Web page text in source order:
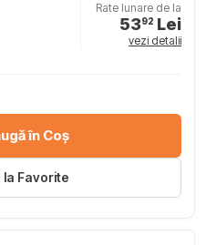
Rate lunare de la
5392 Lei
vezi detalii
în Coș
la Favorite